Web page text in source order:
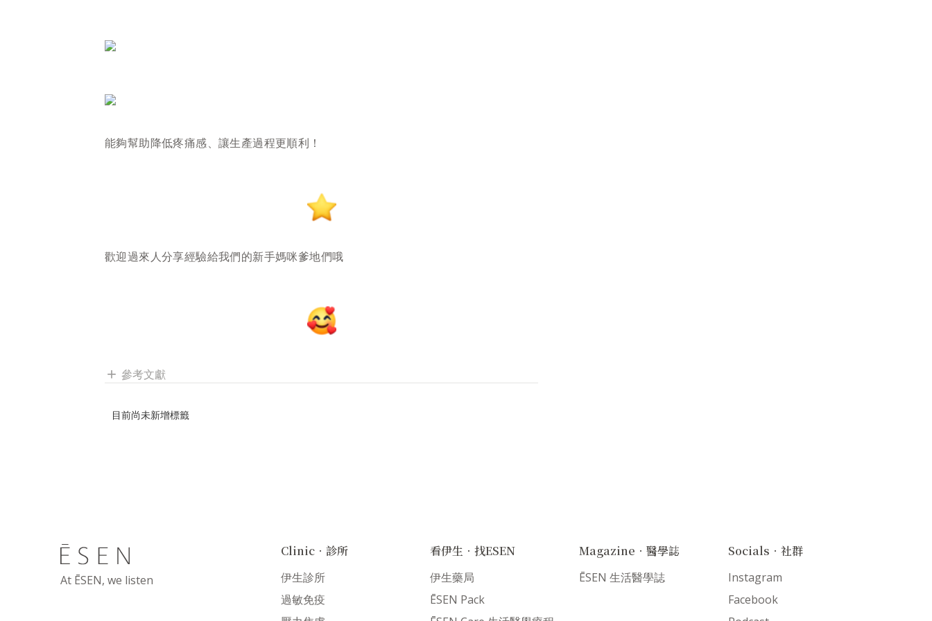
能夠幫助降低疼痛感、讓生產過程更順利！
歡迎過來人分享經驗給我們的新手媽咪爹地們哦
add 參考文獻
目前尚未新增標籤
At ĒSEN, we listen
Clinic．診所
伊生診所
過敏免疫
看伊生．找ESEN
伊生藥局
ĒSEN Pack
Magazine．醫學誌
ĒSEN 生活醫學誌
Socials．社群
Instagram
Facebook